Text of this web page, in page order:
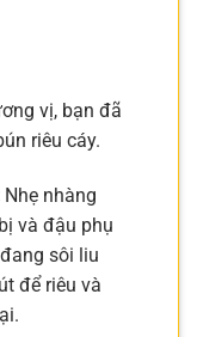
vị, bạn đã
riêu cáy.
Nhẹ nhàng
và đậu phụ
sôi liu
để riêu và